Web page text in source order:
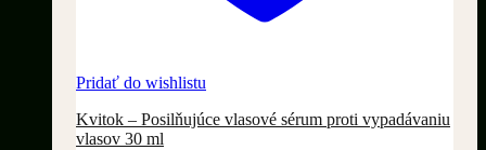
Pridať do wishlistu
Kvitok – Posilňujúce vlasové sérum proti vypadávaniu
vlasov 30 ml